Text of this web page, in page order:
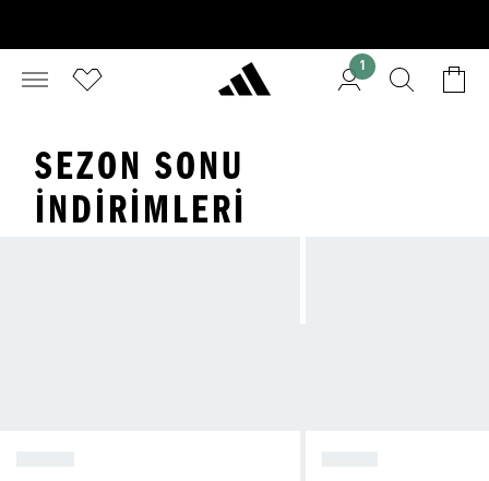
1
SEZON SONU
İNDIRIMLERI